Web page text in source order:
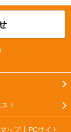
ト
ップ PCサイト